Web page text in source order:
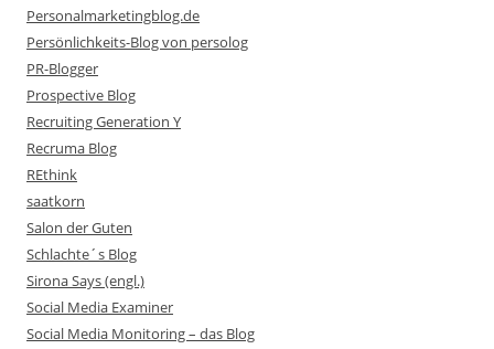
Personalmarketingblog.de
Persönlichkeits-Blog von persolog
PR-Blogger
Prospective Blog
Recruiting Generation Y
Recruma Blog
REthink
saatkorn
Salon der Guten
Schlachte´s Blog
Sirona Says (engl.)
Social Media Examiner
Social Media Monitoring – das Blog